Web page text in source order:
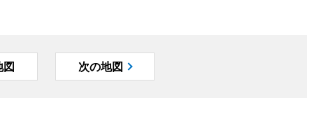
図 次の地図